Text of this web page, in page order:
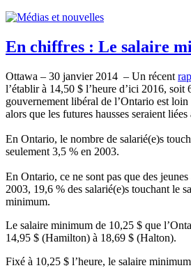
En chiffres : Le salaire
Ottawa – 30 janvier2014 – Un récent
l’établir à 14,50 $ l’heure d’ici 2016, soit
gouvernement libéral de l’Ontario est loin
alors que les futures hausses seraient liées
En Ontario, le nombre de salarié(e)s
seulement 3,5 % en 2003.
En Ontario, ce ne sont pas que des jeunes
2003, 19,6 % des salarié(e)s touchant le
minimum.
Le salaire minimum de 10,25 $ que
14,95 $ (Hamilton) à 18,69 $ (Halton).
Fixé à 10,25 $ l’heure, le salaire